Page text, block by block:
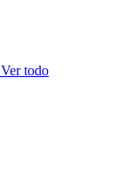
Ver todo